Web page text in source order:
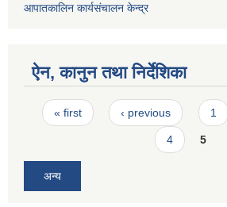
आपातकालिन कार्यसंचालन केन्द्र
ऐन, कानुन तथा निर्देशिका
Pages
« first ‹ previous 1
4 5
अन्य